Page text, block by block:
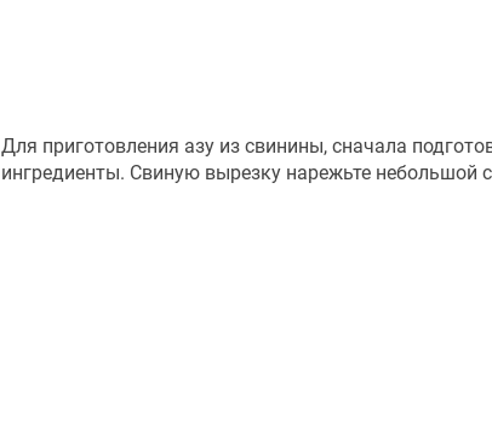
Для приготовления азу из свинины, сначала
ингредиенты. Свиную вырезку нарежьте небольшой